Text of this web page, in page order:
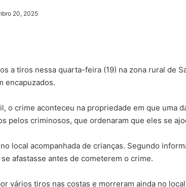
20, 2025
a tiros nessa quarta-feira (19) na zona rural de
encapuzados.
o crime aconteceu na propriedade em que uma
pelos criminosos, que ordenaram que eles se
local acompanhada de crianças. Segundo
afastasse antes de cometerem o crime.
vários tiros nas costas e morreram ainda no